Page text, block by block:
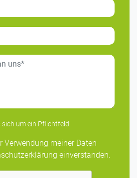
um ein Pflichtfeld.
Verwendung meiner Daten
einverstanden.